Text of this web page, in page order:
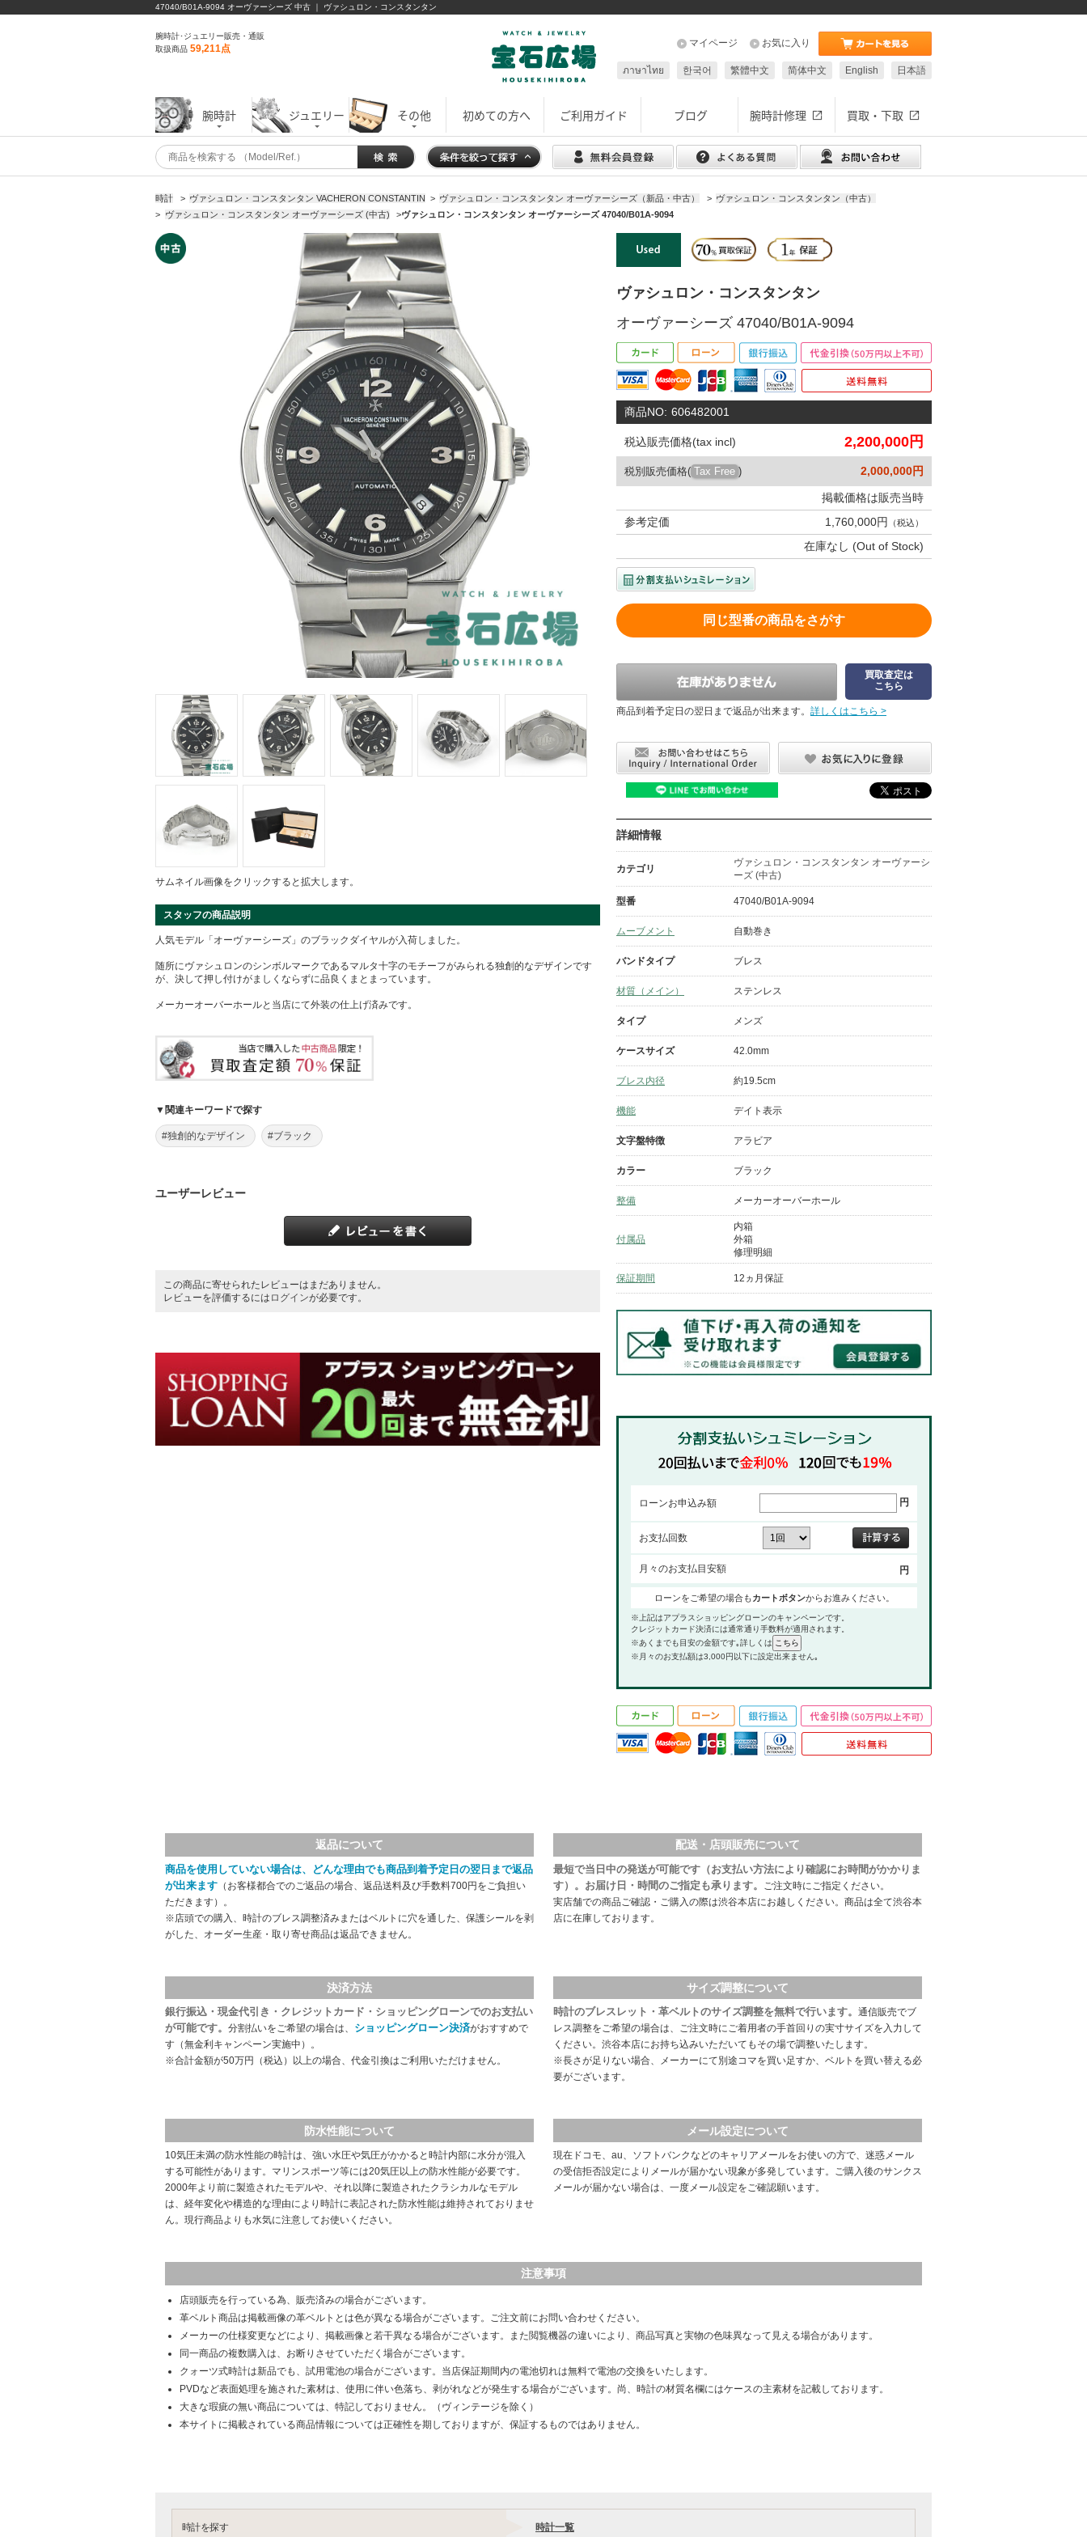
47040/B01A-9094 オーヴァーシーズ 中古 ｜ ヴァシュロン・コンスタンタン
腕時計･ジュエリー販売・通販
取扱商品 59,211点 お気に入り
マイページ
日本語
English
简体中文
繁體中文
한국어
ภาษาไทย
腕時計 ジュエリー その他 初めての方へ ご利用ガイド ブログ 腕時計修理 買取・下取
時計 > ヴァシュロン・コンスタンタン VACHERON CONSTANTIN > ヴァシュロン・コンスタンタン オーヴァーシーズ（新品・中古） > ヴァシュロン・コンスタンタン（中古）
> ヴァシュロン・コンスタンタン オーヴァーシーズ (中古) >ヴァシュロン・コンスタンタン オーヴァーシーズ 47040/B01A-9094
サムネイル画像をクリックすると拡大します。
スタッフの商品説明
人気モデル「オーヴァーシーズ」のブラックダイヤルが入荷しました。
随所にヴァシュロンのシンボルマークであるマルタ十字のモチーフがみられる独創的なデザインです
が、決して押し付けがましくならずに品良くまとまっています。
メーカーオーバーホールと当店にて外装の仕上げ済みです。
▼関連キーワードで探す
#独創的なデザイン #ブラック
ユーザーレビュー
この商品に寄せられたレビューはまだありません。
レビューを評価するには ログインが必要です。
ヴァシュロン・コンスタンタン
オーヴァーシーズ 47040/B01A-9094
商品NO: 606482001
税込販売価格(tax incl) 2,200,000円
税別販売価格( Tax Free ) 2,000,000円
掲載価格は販売当時
参考定価
1,760,000円 （税込）
在庫なし (Out of Stock)
同じ型番の商品をさがす
買取査定は
こちら
商品到着予定日の翌日まで返品が出来ます。 詳しくはこちら >
詳細情報
カテゴリ
ヴァシュロン・コンスタンタン オーヴァーシ
ーズ (中古)
型番 47040/B01A-9094
ムーブメント 自動巻き
バンドタイプ ブレス
材質（メイン） ステンレス
タイプ メンズ
ケースサイズ 42.0mm
ブレス内径 約19.5cm
機能 デイト表示
文字盤特徴 アラビア
カラー ブラック
整備 メーカーオーバーホール
付属品
内箱
外箱
修理明細
保証期間 12ヵ月保証
ローンお申込み額 円
お支払回数
月々のお支払目安額 円
ローンをご希望の場合もカートボタンからお進みください。
※上記はアプラスショッピングローンのキャンペーンです。
クレジットカード決済には通常通り手数料が適用されます。
※あくまでも目安の金額です｡詳しくは
※月々のお支払額は3,000円以下に設定出来ません｡
返品について
商品を使用していない場合は、どんな理由でも商品到着予定日の翌日まで返品
が出来ます （お客様都合でのご返品の場合、返品送料及び手数料700円をご負担い
ただきます）。
※店頭での購入、時計のブレス調整済みまたはベルトに穴を通した、保護シールを剥
がした、オーダー生産・取り寄せ商品は返品できません。
配送・店頭販売について
最短で当日中の発送が可能です（お支払い方法により確認にお時間がかかりま
す）。お届け日・時間のご指定も承ります。
ご注文時にご指定ください。
実店舗での商品ご確認・ご購入の際は渋谷本店にお越しください。商品は全て渋谷本
店に在庫しております。
決済方法
銀行振込・現金代引き・クレジットカード・ショッピングローンでのお支払い
が可能です。 分割払いをご希望の場合は、 ショッピングローン決済がおすすめで
す（無金利キャンペーン実施中）。
※合計金額が50万円（税込）以上の場合、代金引換はご利用いただけません。
サイズ調整について
時計のブレスレット・革ベルトのサイズ調整を無料で行います。 通信販売でブ
レス調整をご希望の場合は、ご注文時にご着用者の手首回りの実寸サイズを入力して
ください。渋谷本店にお持ち込みいただいてもその場で調整いたします。
※長さが足りない場合、メーカーにて別途コマを買い足すか、ベルトを買い替える必
要がございます。
防水性能について
10気圧未満の防水性能の時計は、強い水圧や気圧がかかると時計内部に水分が混入
する可能性があります。マリンスポーツ等には20気圧以上の防水性能が必要です。
2000年より前に製造されたモデルや、それ以降に製造されたクラシカルなモデル
は、経年変化や構造的な理由により時計に表記された防水性能は維持されておりませ
ん。現行商品よりも水気に注意してお使いください。
メール設定について
現在ドコモ、au、ソフトバンクなどのキャリアメールをお使いの方で、迷惑メール
の受信拒否設定によりメールが届かない現象が多発しています。ご購入後のサンクス
メールが届かない場合は、一度メール設定をご確認願います。
注意事項
店頭販売を行っている為、販売済みの場合がございます。
革ベルト商品は掲載画像の革ベルトとは色が異なる場合がございます。ご注文前にお問い合わせください。
メーカーの仕様変更などにより、掲載画像と若干異なる場合がございます。また閲覧機器の違いにより、商品写真と実物の色味異なって見える場合があります。
同一商品の複数購入は、お断りさせていただく場合がございます。
クォーツ式時計は新品でも、試用電池の場合がございます。当店保証期間内の電池切れは無料で電池の交換をいたします。
PVDなど表面処理を施された素材は、使用に伴い色落ち、剥がれなどが発生する場合がございます。尚、時計の材質名欄にはケースの主素材を記載しております。
大きな瑕疵の無い商品については、特記しておりません。（ヴィンテージを除く）
本サイトに掲載されている商品情報については正確性を期しておりますが、保証するものではありません。
時計を探す 時計一覧